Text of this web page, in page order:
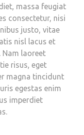
massa feugiat
consectetur, nisi
justo, vitae
nisl lacus et
Nam laoreet
risus, eget
magna tincidunt
egestas enim
imperdiet